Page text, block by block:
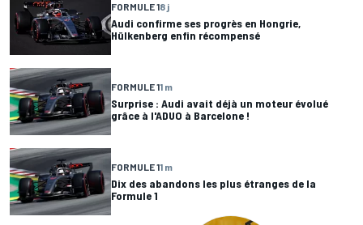
FORMULE 18 j
Audi confirme ses progrès en Hongrie,
Hülkenberg enfin récompensé
FORMULE 11 m
Surprise : Audi avait déjà un moteur évolué
grâce à l'ADUO à Barcelone !
FORMULE 11 m
Dix des abandons les plus étranges de la
Formule 1